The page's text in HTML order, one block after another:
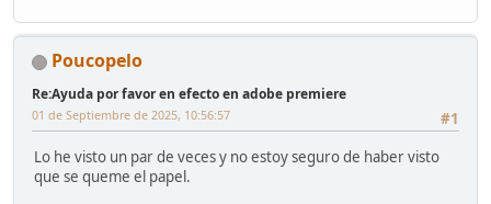
Poucopelo
Re:Ayuda por favor en efecto en adobe premiere
#1
01 de Septiembre de 2025, 10:56:57
Lo he visto un par de veces y no estoy seguro de haber visto
que se queme el papel.